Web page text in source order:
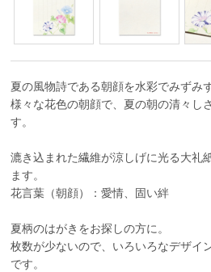
夏の風物詩である朝顔を水彩でみずみ
様々な花色の朝顔で、夏の朝の清々し
す。
漉き込まれた繊維が涼しげに光る大礼
ます。
花言葉（朝顔）：愛情、固い絆
夏柄のはがきをお探しの方に。
枚数が少ないので、いろいろなデザイ
です。